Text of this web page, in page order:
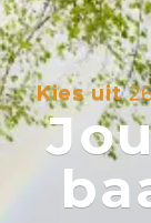
Kies uit